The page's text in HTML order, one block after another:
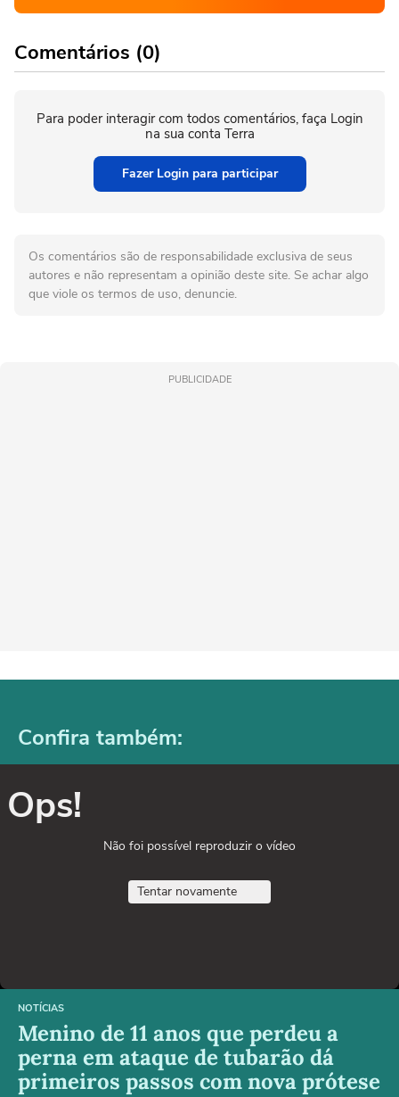
Comentários (0)
Para poder interagir com todos comentários, faça Login
na sua conta Terra
Fazer Login para participar
Os comentários são de responsabilidade exclusiva de seus
autores e não representam a opinião deste site. Se achar algo
que viole os termos de uso, denuncie.
PUBLICIDADE
Confira também:
Ops!
Não foi possível reproduzir o vídeo
Tentar novamente
NOTÍCIAS
Menino de 11 anos que perdeu a
perna em ataque de tubarão dá
primeiros passos com nova prótese